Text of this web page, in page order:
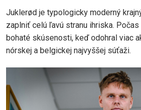
Juklerød je typologicky moderný
zaplniť celú ľavú stranu ihriska. Počas
bohaté skúsenosti, keď odohral viac
nórskej a belgickej najvyššej súťaži.